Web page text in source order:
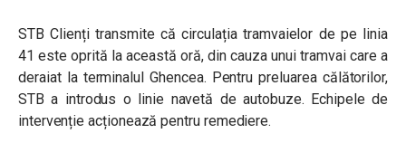
STB Clienți transmite că circulația tramvaielor de pe linia
41 este oprită la această oră, din cauza unui tramvai care a
deraiat la terminalul Ghencea. Pentru preluarea călătorilor,
STB a introdus o linie navetă de autobuze. Echipele de
intervenție acționează pentru remediere.